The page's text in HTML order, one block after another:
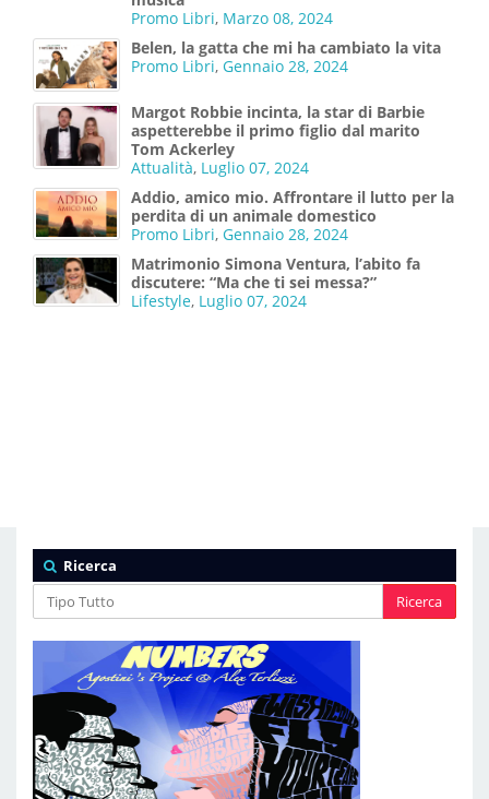
Promo Libri, Marzo 08, 2024
Belen, la gatta che mi ha cambiato la vita
Promo Libri, Gennaio 28, 2024
Margot Robbie incinta, la star di Barbie
aspetterebbe il primo figlio dal marito
Tom Ackerley
Attualità, Luglio 07, 2024
Addio, amico mio. Affrontare il lutto per la
perdita di un animale domestico
Promo Libri, Gennaio 28, 2024
Matrimonio Simona Ventura, l’abito fa
discutere: “Ma che ti sei messa?”
Lifestyle, Luglio 07, 2024
Ricerca
Ricerca